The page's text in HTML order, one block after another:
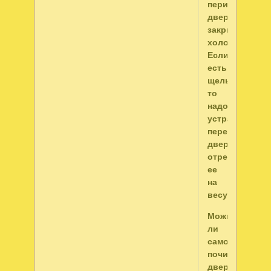
периметру
двери
закрытого
Если
есть
щель,
то
надо
устранить
перекос
двери:
ее
на
весу.
Можно
ли
самому
починить
дверцу